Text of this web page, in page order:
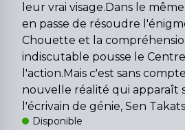
leur vrai visage.Dans le
en passe de résoudre
Chouette et la
indiscutable pousse le Centre
l'action.Mais c'est sans
nouvelle réalité qui apparaît
l'écrivain de génie, Sen
Disponible